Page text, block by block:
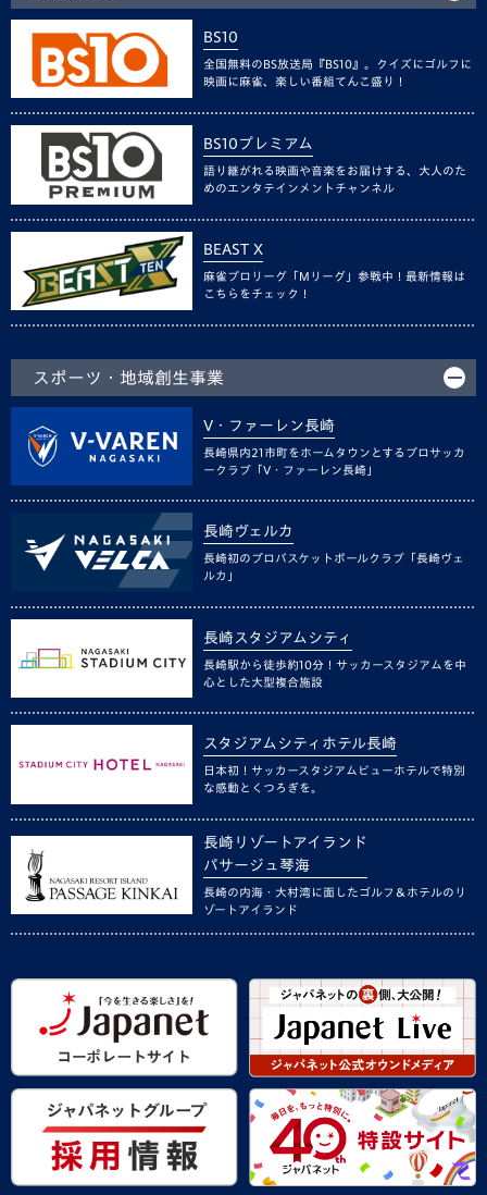
BS10
全国無料のBS放送局『BS10』。クイズにゴルフに
映画に麻雀、楽しい番組てんこ盛り！
BS10プレミアム
語り継がれる映画や音楽をお届けする、大人のた
めのエンタテインメントチャンネル
BEAST X
麻雀プロリーグ「Mリーグ」参戦中！最新情報は
こちらをチェック！
スポーツ・地域創生事業
V・ファーレン長崎
長崎県内21市町をホームタウンとするプロサッカ
ークラブ「V・ファーレン長崎」
長崎ヴェルカ
長崎初のプロバスケットボールクラブ「長崎ヴェ
ルカ」
長崎スタジアムシティ
長崎駅から徒歩約10分！サッカースタジアムを中
心とした大型複合施設
スタジアムシティホテル長崎
日本初！サッカースタジアムビューホテルで特別
な感動とくつろぎを。
長崎リゾートアイランド
パサージュ琴海
長崎の内海・大村湾に面したゴルフ＆ホテルのリ
ゾートアイランド